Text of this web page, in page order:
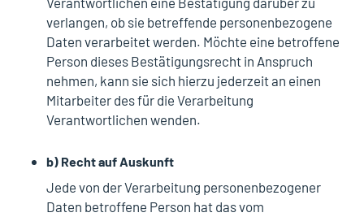
verlangen, ob sie betreffende personenbezogene
Daten verarbeitet werden. Möchte eine betroffene
Person dieses Bestätigungsrecht in Anspruch
nehmen, kann sie sich hierzu jederzeit an einen
Mitarbeiter des für die Verarbeitung
Verantwortlichen wenden.
b) Recht auf Auskunft
Jede von der Verarbeitung personenbezogener
Daten betroffene Person hat das vom